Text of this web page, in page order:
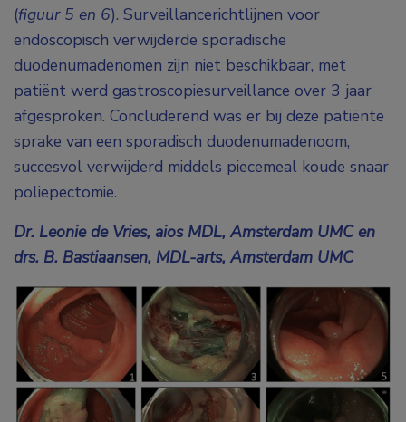
(figuur 5 en 6). Surveillancerichtlijnen voor
endoscopisch verwijderde sporadische
duodenumadenomen zijn niet beschikbaar, met
patiënt werd gastroscopiesurveillance over 3 jaar
afgesproken. Concluderend was er bij deze patiënte
sprake van een sporadisch duodenumadenoom,
succesvol verwijderd middels piecemeal koude snaar
poliepectomie.
Dr. Leonie de Vries, aios MDL, Amsterdam UMC en
drs. B. Bastiaansen, MDL-arts, Amsterdam UMC